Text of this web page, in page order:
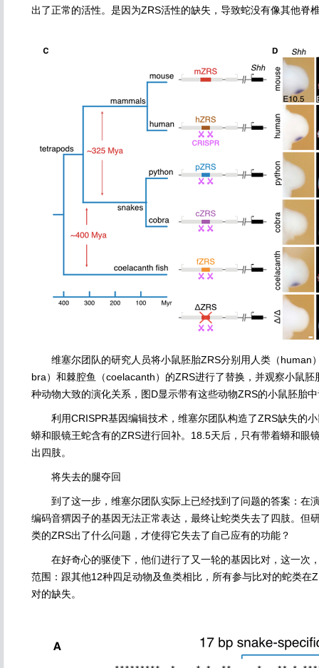
出了正常的活性。是因为ZRS活性的缺失，导致蛇没有像其他脊
维塞尔团队的研究人员将小鼠胚胎ZRS分别用人类（human
bra）和棘腔鱼（coelacanth）的ZRS进行了替换，并观察小鼠
种动物大致的演化关系，图D显示带有这些动物ZRS的小鼠胚胎
利用CRISPR基因编辑技术，维塞尔团队构造了ZRS缺失的小
蟒和眼镜王蛇含有的ZRS进行回补。18.5天后，只有带着蟒和眼
出四肢。
将失去的腿夺回
到了这一步，维塞尔团队实际上已经找到了问题的答案：在
编码音猬因子的基因无法正常表达，最终让蛇类失去了四肢。
类的ZRS出了什么问题，才使得它失去了自己应有的功能？
在好奇心的驱使下，他们进行了又一轮的基因比对，这一次
范围：跟其他12种四足动物及鱼类相比，所有参与比对的蛇类在
对的缺失。